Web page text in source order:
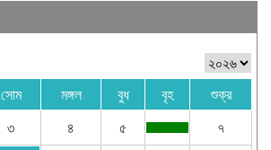
সোম মঙ্গল বুধ বৃহ
শুক্র
৩ ৪ ৫
৭